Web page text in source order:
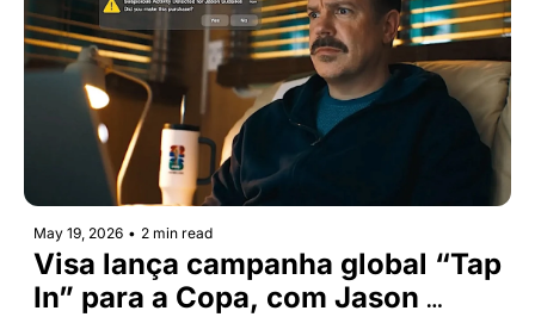
May 19, 2026 • 2 min read
Visa lança campanha global “Tap
In” para a Copa, com Jason